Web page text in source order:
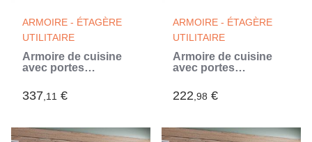
ARMOIRE - ÉTAGÈRE
UTILITAIRE
Armoire de cuisine
avec portes
150x40x50 cm Inox
(Gris)
337,11 €
ARMOIRE - ÉTAGÈRE
UTILITAIRE
Armoire de cuisine
avec portes
90x40x50 cm Inox
(Gris)
222,98 €